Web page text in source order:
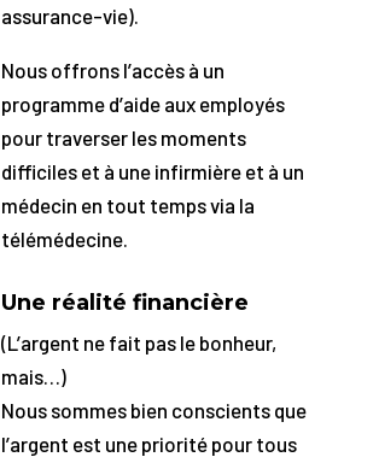
assurance-vie).
Nous offrons l’accès à un
programme d’aide aux employés
pour traverser les moments
difficiles et à une infirmière et à un
médecin en tout temps via la
télémédecine.
Une réalité financière
(L’argent ne fait pas le bonheur,
mais…)
Nous sommes bien conscients que
l’argent est une priorité pour tous